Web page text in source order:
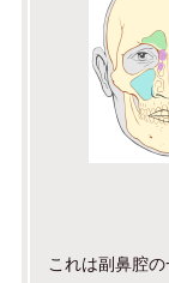
これは副鼻腔の